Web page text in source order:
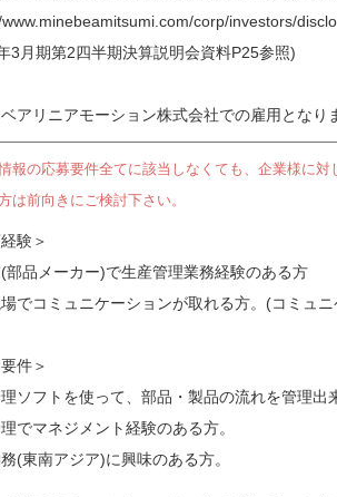
corp/investors/
3月期第2四半期決算説明会資料P25参照)
アリニアモーション株式会社での雇用となり
報の応募要件全てに該当しなくても、企業様に
は前向きにご検討下さい。
験＞
部品メーカー)で生産管理業務経験のある方
でコミュニケーションが取れる方。(コミュ
件＞
ソフトを使って、部品・製品の流れを管理出
でマネジメント経験のある方。
(東南アジア)に興味のある方。